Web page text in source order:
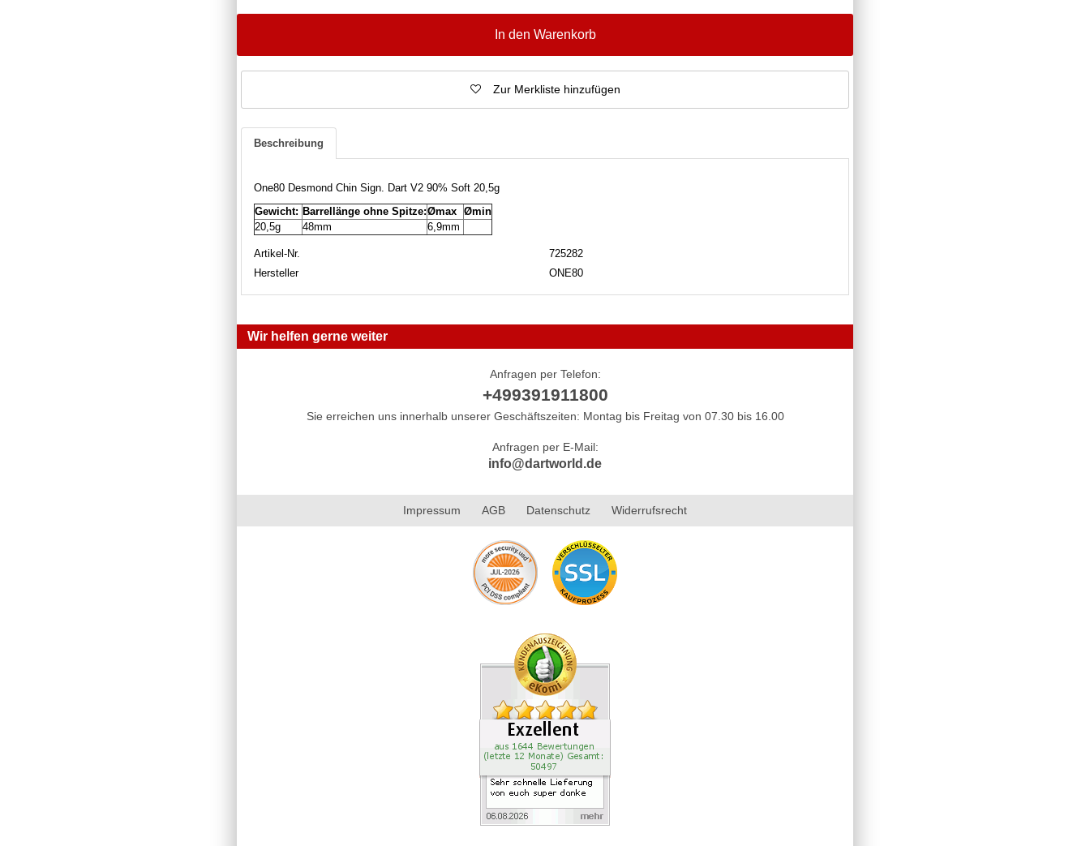
In den Warenkorb
Zur Merkliste hinzufügen
Beschreibung
One80 Desmond Chin Sign. Dart V2 90% Soft 20,5g
Gewicht: Barrellänge ohne Spitze:Ømax Ømin
20,5g
48mm 6,9mm
Artikel-Nr.
725282
Hersteller
ONE80
Wir helfen gerne weiter
Anfragen per Telefon:
+499391911800
Sie erreichen uns innerhalb unserer Geschäftszeiten: Montag bis Freitag von 07.30 bis 16.00
Anfragen per E-Mail:
info@dartworld.de
Impressum AGB Datenschutz Widerrufsrecht